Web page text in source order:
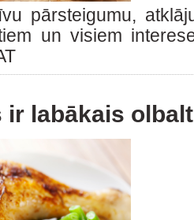
pārsteigumu,
un visiem
ir labākais